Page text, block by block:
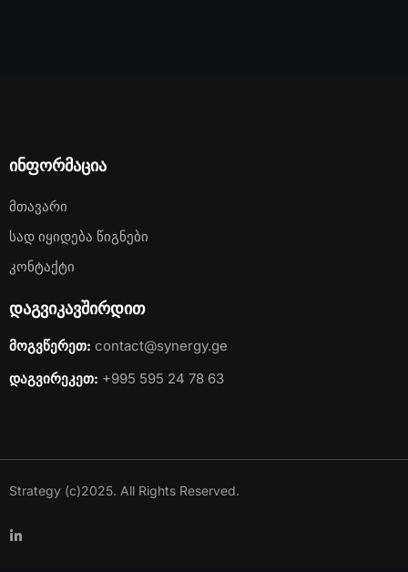
ინფორმაცია
Მთავარი
Სად Იყიდება Წიგნები
Კონტაქტი
დაგვიკავშირდით
მოგვწერეთ: contact@synergy.ge
დაგვირეკეთ: +995 595 24 78 63
Strategy (c)2025. All Rights Reserved.